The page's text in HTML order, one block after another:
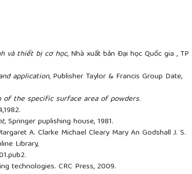
và thiết bị cơ học, Nhà xuất bản Đại học Quốc gia , TP
application, Publisher Taylor & Francis Group Date,
of the specific surface area of powders.
, Springer puplishing house, 1981.
A. Clarke Michael Cleary Mary An Godshall J. S.
Library,
technologies. CRC Press, 2009.